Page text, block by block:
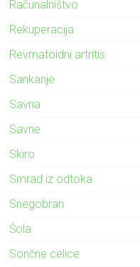
Računalništvo
Rekuperacija
Revmatoidni artritis
Sankanje
Savna
Savne
Skiro
Smrad iz odtoka
Snegobran
Šola
Sončne celice